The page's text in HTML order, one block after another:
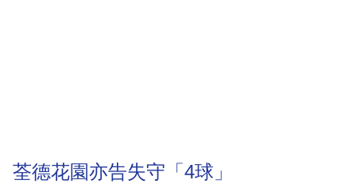
荃德花園亦告失守「4球」